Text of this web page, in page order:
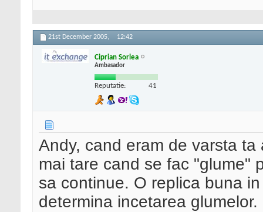
21st December 2005, 12:42
Ciprian Sorlea
Ambasador
Reputatie: 41
Andy, cand eram de varsta
mai tare cand se fac "glume"
sa continue. O replica buna
determina incetarea glumelor.